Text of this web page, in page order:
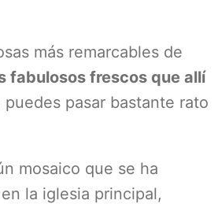
más remarcables de
fabulosos frescos que allí
puedes pasar bastante rato
mosaico que se ha
la iglesia principal,